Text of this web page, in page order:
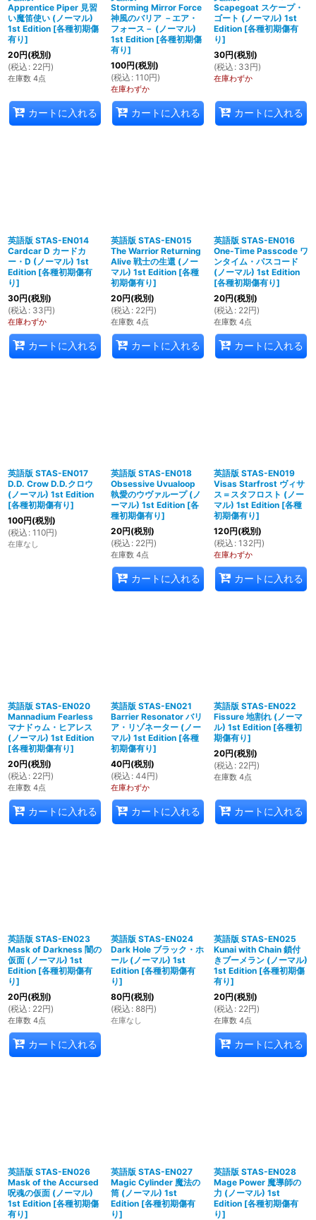
Apprentice Piper 見習
い魔笛使い (ノーマル)
1st Edition [各種初期傷
有り]
20円(税別)
(税込 : 22円)
在庫数 4点
カートに入れる
Storming Mirror Force
神風のバリア －エア・
フォース－ (ノーマル)
1st Edition [各種初期傷
有り]
100円(税別)
(税込 : 110円)
在庫わずか
カートに入れる
Scapegoat スケープ・
ゴート (ノーマル) 1st
Edition [各種初期傷有
り]
30円(税別)
(税込 : 33円)
在庫わずか
カートに入れる
英語版 STAS-EN014
Cardcar D カードカ
ー・D (ノーマル) 1st
Edition [各種初期傷有
り]
30円(税別)
(税込 : 33円)
在庫わずか
カートに入れる
英語版 STAS-EN015
The Warrior Returning
Alive 戦士の生還 (ノー
マル) 1st Edition [各種
初期傷有り]
20円(税別)
(税込 : 22円)
在庫数 4点
カートに入れる
英語版 STAS-EN016
One-Time Passcode ワ
ンタイム・パスコード
(ノーマル) 1st Edition
[各種初期傷有り]
20円(税別)
(税込 : 22円)
在庫数 4点
カートに入れる
英語版 STAS-EN017
D.D. Crow D.D.クロウ
(ノーマル) 1st Edition
[各種初期傷有り]
100円(税別)
(税込 : 110円)
在庫なし
英語版 STAS-EN018
Obsessive Uvualoop
執愛のウヴァループ (ノ
ーマル) 1st Edition [各
種初期傷有り]
20円(税別)
(税込 : 22円)
在庫数 4点
カートに入れる
英語版 STAS-EN019
Visas Starfrost ヴィサ
ス＝スタフロスト (ノー
マル) 1st Edition [各種
初期傷有り]
120円(税別)
(税込 : 132円)
在庫わずか
カートに入れる
英語版 STAS-EN020
Mannadium Fearless
マナドゥム・ヒアレス
(ノーマル) 1st Edition
[各種初期傷有り]
20円(税別)
(税込 : 22円)
在庫数 4点
カートに入れる
英語版 STAS-EN021
Barrier Resonator バリ
ア・リゾネーター (ノー
マル) 1st Edition [各種
初期傷有り]
40円(税別)
(税込 : 44円)
在庫わずか
カートに入れる
英語版 STAS-EN022
Fissure 地割れ (ノーマ
ル) 1st Edition [各種初
期傷有り]
20円(税別)
(税込 : 22円)
在庫数 4点
カートに入れる
英語版 STAS-EN023
Mask of Darkness 闇の
仮面 (ノーマル) 1st
Edition [各種初期傷有
り]
20円(税別)
(税込 : 22円)
在庫数 4点
カートに入れる
英語版 STAS-EN024
Dark Hole ブラック・ホ
ール (ノーマル) 1st
Edition [各種初期傷有
り]
80円(税別)
(税込 : 88円)
在庫なし
英語版 STAS-EN025
Kunai with Chain 鎖付
きブーメラン (ノーマル)
1st Edition [各種初期傷
有り]
20円(税別)
(税込 : 22円)
在庫数 4点
カートに入れる
英語版 STAS-EN026
Mask of the Accursed
呪魂の仮面 (ノーマル)
1st Edition [各種初期傷
有り]
英語版 STAS-EN027
Magic Cylinder 魔法の
筒 (ノーマル) 1st
Edition [各種初期傷有
り]
英語版 STAS-EN028
Mage Power 魔導師の
力 (ノーマル) 1st
Edition [各種初期傷有
り]